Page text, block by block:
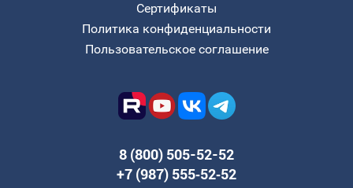
Сертификаты
Политика конфиденциальности
Пользовательское соглашение
8 (800) 505-52-52
+7 (987) 555‑52‑52